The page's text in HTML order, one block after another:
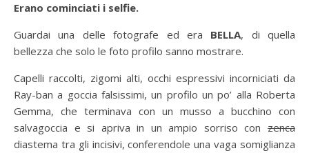
Erano cominciati i selfie.
Guardai una delle fotografe ed era BELLA, di quella
bellezza che solo le foto profilo sanno mostrare.
Capelli raccolti, zigomi alti, occhi espressivi incorniciati da
Ray-ban a goccia falsissimi, un profilo un po’ alla Roberta
Gemma, che terminava con un musso a bucchino con
salvagoccia e si apriva in un ampio sorriso con zenca
diastema tra gli incisivi, conferendole una vaga somiglianza